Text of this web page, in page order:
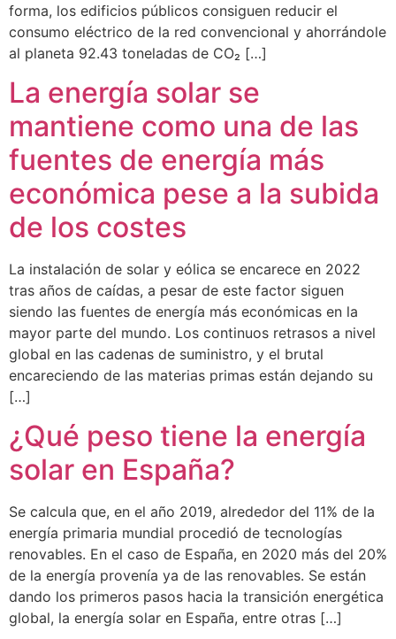
forma, los edificios públicos consiguen reducir el
consumo eléctrico de la red convencional y ahorrándole
al planeta 92.43 toneladas de CO₂ […]
La energía solar se
mantiene como una de las
fuentes de energía más
económica pese a la subida
de los costes
La instalación de solar y eólica se encarece en 2022
tras años de caídas, a pesar de este factor siguen
siendo las fuentes de energía más económicas en la
mayor parte del mundo. Los continuos retrasos a nivel
global en las cadenas de suministro, y el brutal
encareciendo de las materias primas están dejando su
[…]
¿Qué peso tiene la energía
solar en España?
Se calcula que, en el año 2019, alrededor del 11% de la
energía primaria mundial procedió de tecnologías
renovables. En el caso de España, en 2020 más del 20%
de la energía provenía ya de las renovables. Se están
dando los primeros pasos hacia la transición energética
global, la energía solar en España, entre otras […]